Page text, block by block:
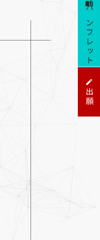
パンフレット
出願